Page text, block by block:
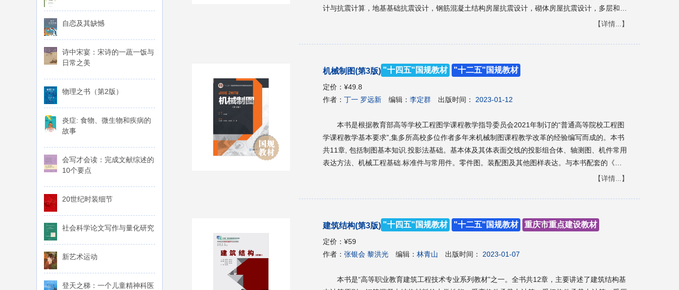
自恋及其缺憾
诗中宋宴：宋诗的一蔬一饭与
日常之美
物理之书（第2版）
炎症: 食物、微生物和疾病的
故事
会写才会读：完成文献综述的
10个要点
20世纪时装细节
社会科学论文写作与量化研究
新艺术运动
登天之梯：一个儿童精神科医
计与抗震计算，地基基础抗震设计，钢筋混凝土结构房屋抗震设计，砌体房屋抗震设计，多层和高
层钢结构房屋抗震设计原则和步骤，以及结构控制的初步知识。 本书可作为土木工程专业本科建
【详情...】
机械制图(第3版) "十四五"国规教材 "十二五"国规教材
定价：¥49.8
作者：丁一 罗远新 编辑：李定群 出版时间： 2023-01-12
本书是根据教育部高等学校工程图学课程教学指导委员会2021年制订的“普通高等院校工程图
学课程教学基本要求”,集多所高校多位作者多年来机械制图课程教学改革的经验编写而成的。本书
共11章, 包括制图基本知识.投影法基础。基本体及其体表面交线的投影组合体、轴测图、机件常用
表达方法、机械工程基础.标准件与常用件。零件图。装配图及其他图样表达。与本书配套的《机
【详情...】
建筑结构(第3版) "十四五"国规教材 "十二五"国规教材 重庆市重点建设教材
定价：¥59
作者：张银会 黎洪光 编辑：林青山 出版时间： 2023-01-07
本书是“高等职业教育建筑工程技术专业系列教材”之一。全书共12章，主要讲述了建筑结构基